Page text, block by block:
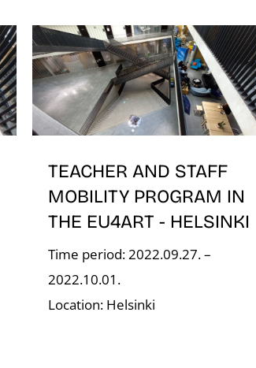
TEACHER AND STAFF
MOBILITY PROGRAM IN
THE EU4ART - HELSINKI
Time period: 2022.09.27. –
2022.10.01.
Location: Helsinki